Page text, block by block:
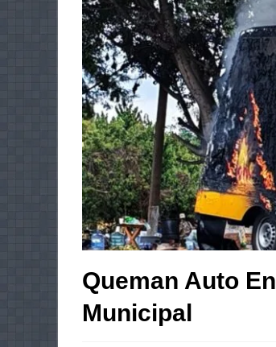
Queman Auto
Municipal